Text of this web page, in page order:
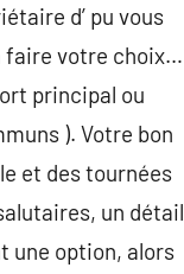
d’ pu vous
faire votre choix…
principal ou
). Votre bon
et des tournées
un détail
une option, alors